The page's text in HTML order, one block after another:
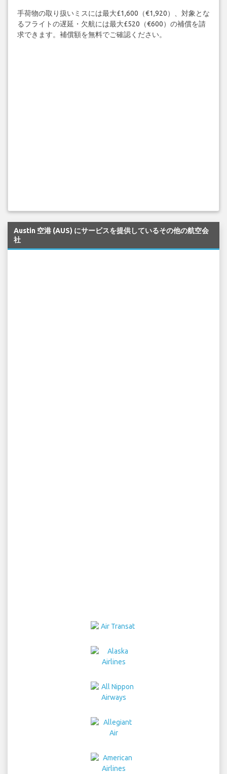
手荷物の取り扱いミスには最大£1,600（€1,920）、対象とな
るフライトの遅延・欠航には最大£520（€600）の補償を請
求できます。補償額を無料でご確認ください。
Austin 空港 (AUS) にサービスを提供しているその他の航空会
社